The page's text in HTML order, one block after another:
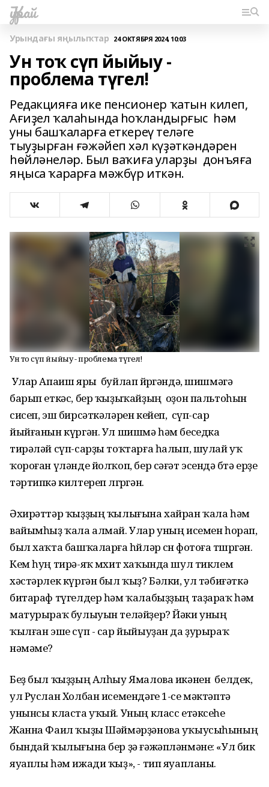
Ҡурай
Урындағы яңылыҡтар 24 ОКТЯБРЯ 2024, 10:03
Ун тоҡ сүп йыйыу -
проблема түгел!
Редакцияға ике пенсионер ҡатын килеп,
Ағиҙел ҡалаһында һоҡландырғыс һәм
уны башҡаларға еткереү теләге
тыуҙырған ғәжәйеп хәл күҙәткәндәрен
һөйләнеләр. Был ваҡиға уларҙы донъяға
яңыса ҡарарға мәжбүр иткән.
Ун тоҡ сүп йыйыу - проблема түгел!
Улар Апаиш яры буйлап йөрөгәндә, шишмәгә
барып еткәс, бер ҡыҙыҡайҙың оҙон пальтоһын
сисеп, эш бирсәткәләрен кейеп, сүп-сар
йыйғанын күргән. Ул шишмә һәм беседка
тирәләй сүп-сарҙы тоҡтарға һалып, шулай уҡ
ҡороған үләнде йолҡоп, бер сәғәт эсендә бөтә ерҙе
тәртипкә килтереп өлгөргән.
Әхирәттәр ҡыҙҙың ҡылығына хайран ҡала һәм
вайымһыҙ ҡала алмай. Улар уның исемен һорап,
был хаҡта башҡаларға һөйләр өсөн фотоға төшөргән.
Кем һуң тирә-яҡ мөхит хаҡында шул тиклем
хәстәрлек күргән был ҡыҙ? Бәлки, ул тәбиғәткә
битараф түгелдер һәм ҡалабыҙҙың таҙараҡ һәм
матурыраҡ булыуын теләйҙер? Йәки уның
ҡылған эше сүп - сар йыйыуҙан да ҙурыраҡ
нәмәме?
Беҙ был ҡыҙҙың Алһыу Ямалова икәнен белдек,
ул Руслан Холбан исемендәге 1-се мәктәптә
унынсы класта уҡый. Уның класс етәксеһе
Жанна Фаил ҡыҙы Шәймәрҙәнова уҡыусыһының
бындай ҡылығына бер ҙә ғәжәпләнмәне: «Ул бик
яуаплы һәм ижади ҡыҙ», - тип яуапланы.